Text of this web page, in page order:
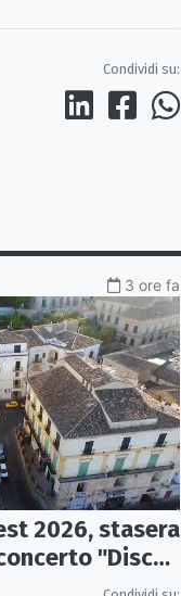
Condividi su:
3 ore fa
2026, stasera
"Disco,
'80" con